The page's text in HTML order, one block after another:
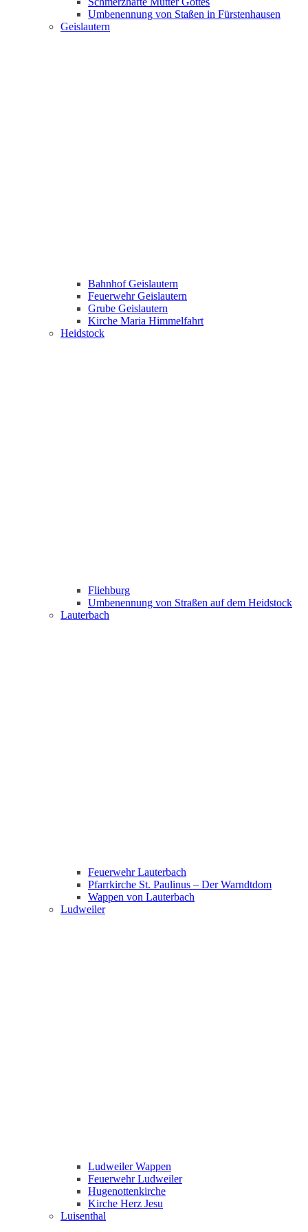
Umbenennung von Staßen in Fürstenhausen
Geislautern
Bahnhof Geislautern
Feuerwehr Geislautern
Grube Geislautern
Kirche Maria Himmelfahrt
Heidstock
Fliehburg
Umbenennung von Straßen auf dem Heidstock
Lauterbach
Feuerwehr Lauterbach
Pfarrkirche St. Paulinus – Der Warndtdom
Wappen von Lauterbach
Ludweiler
Ludweiler Wappen
Feuerwehr Ludweiler
Hugenottenkirche
Kirche Herz Jesu
Luisenthal